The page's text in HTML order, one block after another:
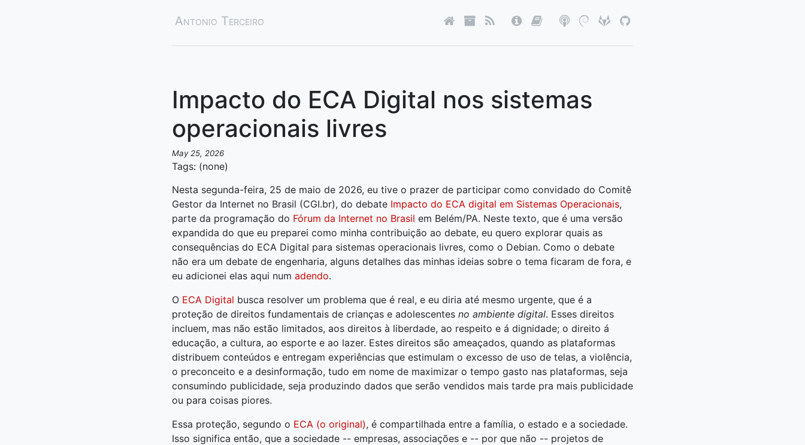
Antonio Terceiro
Impacto do ECA Digital nos sistemas
operacionais livres
May 25, 2026
Tags: (none)
Nesta segunda-feira, 25 de maio de 2026, eu tive o prazer de participar como convidado do Comitê
Gestor da Internet no Brasil (CGI.br), do debate Impacto do ECA digital em Sistemas Operacionais,
parte da programação do Fórum da Internet no Brasil em Belém/PA. Neste texto, que é uma versão
expandida do que eu preparei como minha contribuição ao debate, eu quero explorar quais as
consequências do ECA Digital para sistemas operacionais livres, como o Debian. Como o debate
não era um debate de engenharia, alguns detalhes das minhas ideias sobre o tema ficaram de fora, e
eu adicionei elas aqui num adendo.
O ECA Digital busca resolver um problema que é real, e eu diria até mesmo urgente, que é a
proteção de direitos fundamentais de crianças e adolescentes no ambiente digital. Esses direitos
incluem, mas não estão limitados, aos direitos à liberdade, ao respeito e á dignidade; o direito á
educação, a cultura, ao esporte e ao lazer. Estes direitos são ameaçados, quando as plataformas
distribuem conteúdos e entregam experiências que estimulam o excesso de uso de telas, a violência,
o preconceito e a desinformação, tudo em nome de maximizar o tempo gasto nas plataformas, seja
consumindo publicidade, seja produzindo dados que serão vendidos mais tarde pra mais publicidade
ou para coisas piores.
Essa proteção, segundo o ECA (o original), é compartilhada entre a família, o estado e a sociedade.
Isso significa então, que a sociedade -- empresas, associações e -- por que não -- projetos de